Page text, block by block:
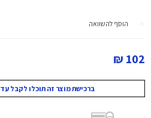
הוסף להשוואה
102 ₪
ברכישת מוצר זה תוכלו לקבל עד 102 נקודות מועדון!